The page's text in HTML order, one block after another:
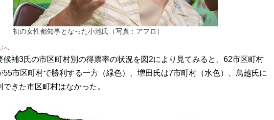
初の女性都知事となった小池氏（写真：アフロ）
へ
補3氏の市区町村別の得票率の状況を図2により見てみると、62市区町村
55市区町村で勝利する一方（緑色）、増田氏は7市町村（水色）、鳥越氏に
きた市区町村はなかった。